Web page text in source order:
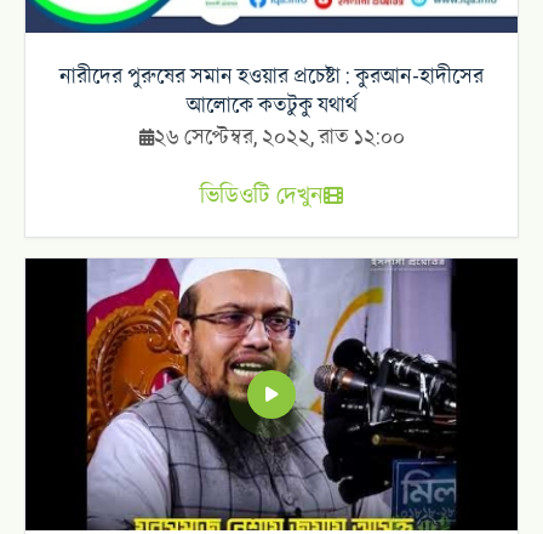
নারীদের পুরুষের সমান হওয়ার প্রচেষ্টা : কুরআন-হাদীসের
আলোকে কতটুকু যথার্থ
২৬ সেপ্টেম্বর, ২০২২, রাত ১২:০০
ভিডিওটি দেখুন